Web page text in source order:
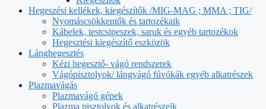
Hegeszési kellékek, kiegészítők /MIG-MAG ; MMA ; TIG/
Nyomáscsökkentők és tartozékaik
Kábelek, testcsipeszek, saruk és egyéb tartozékok
Hegesztési kiegészítő eszközök
Lánghegesztés
Kézi hegesztő- vágó rendszerek
Vágópisztolyok/ lángvágó fúvókák egyéb alkatrészek
Plazmavágás
Plazmavágó gépek
Plazma pisztolyok és alkatrészeik